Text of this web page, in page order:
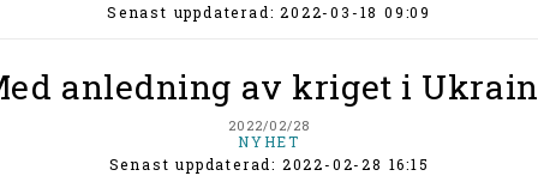
Senast uppdaterad: 2022-03-18 09:09
anledning av kriget i
2022/02/28
NYHET
Senast uppdaterad: 2022-02-28 16:15